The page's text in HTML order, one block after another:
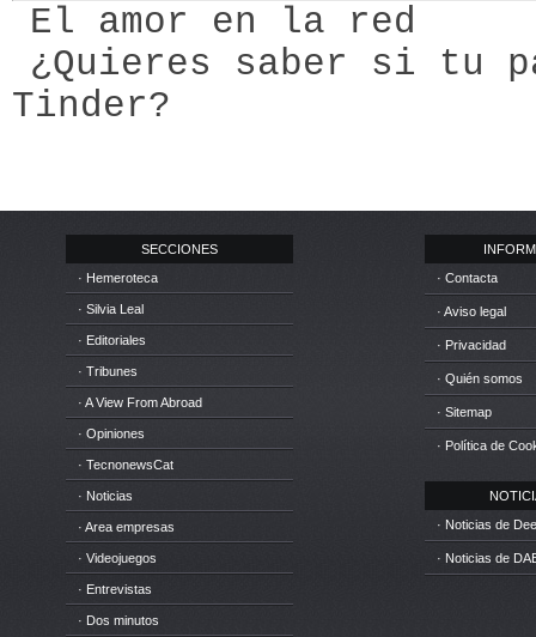
El amor en la red
¿Quieres saber si tu
Tinder?
SECCIONES
· Hemeroteca
· Silvia Leal
· Editoriales
· Tribunes
· A View From Abroad
· Opiniones
· TecnonewsCat
· Noticias
· Area empresas
· Videojuegos
· Entrevistas
· Dos minutos
· Contacta
· Aviso legal
· Privacidad
· Quién somos
· Sitemap
· Política de
· Noticias de
· Noticias de